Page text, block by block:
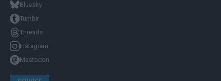
Bluesky
Tumblr
Threads
Instagram
Mastodon